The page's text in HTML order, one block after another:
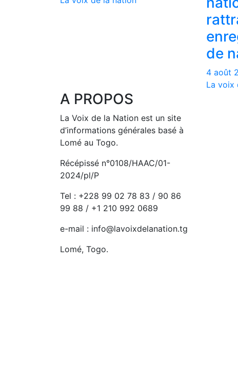
de
4 août
La voix
A PROPOS
La Voix de la Nation est un site
d’informations générales basé à
Lomé au Togo.
Récépissé n°0108/HAAC/01-
2024/pl/P
Tel : +228 99 02 78 83 / 90 86
99 88 / +1 210 992 0689
e-mail : info@lavoixdelanation.tg
Lomé, Togo.